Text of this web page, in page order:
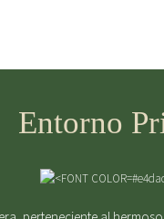
Entorno